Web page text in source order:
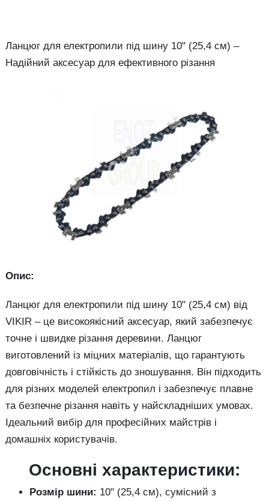
Ланцюг для електропили під шину 10" (25,4 см) –
Надійний аксесуар для ефективного різання
Опис:
Ланцюг для електропили під шину 10" (25,4 см) від
VIKIR – це високоякісний аксесуар, який забезпечує
точне і швидке різання деревини. Ланцюг
виготовлений із міцних матеріалів, що гарантують
довговічність і стійкість до зношування. Він підходить
для різних моделей електропил і забезпечує плавне
та безпечне різання навіть у найскладніших умовах.
Ідеальний вибір для професійних майстрів і
домашніх користувачів.
Основні характеристики:
Розмір шини: 10" (25,4 см), сумісний з